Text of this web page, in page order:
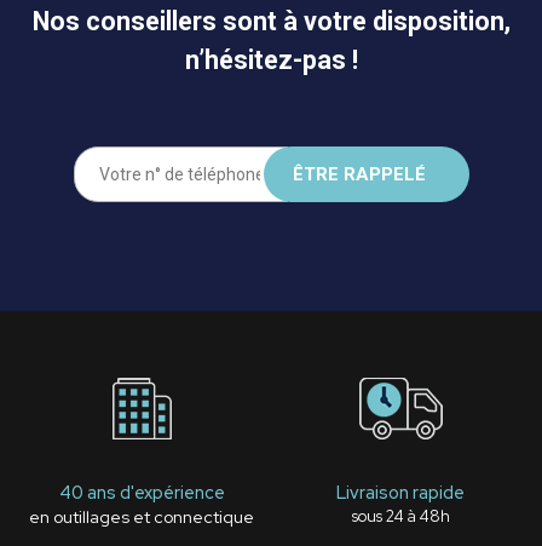
Nos conseillers sont à votre disposition,
n’hésitez-pas !
40 ans d'expérience
en outillages et connectique
Livraison rapide
sous 24 à 48h